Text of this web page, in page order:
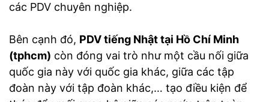
các PDV chuyên nghiệp.
Bên cạnh đó, PDV tiếng Nhật tại Hồ Chí Minh
(tphcm) còn đóng vai trò như một cầu nối giữa
quốc gia này với quốc gia khác, giữa các tập
đoàn này với tập đoàn khác,… tạo điều kiện để